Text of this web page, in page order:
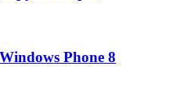
Phone 8